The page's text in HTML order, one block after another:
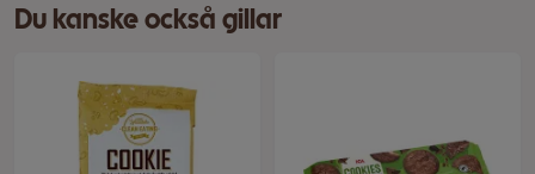
Du kanske också gillar